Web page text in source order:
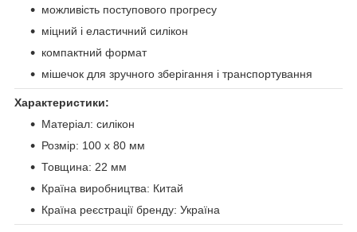
можливість поступового прогресу
міцний і еластичний силікон
компактний формат
мішечок для зручного зберігання і транспортування
Характеристики:
Матеріал: силікон
Розмір: 100 x 80 мм
Товщина: 22 мм
Країна виробництва: Китай
Країна реєстрації бренду: Україна